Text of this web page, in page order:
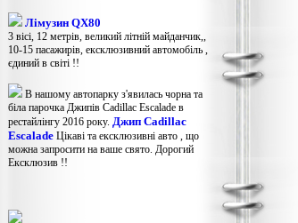
Лімузин QX80
3 вісі, 12 метрів, великий літній майданчик,,
10-15 пасажирів, ексклюзивний автомобіль ,
єдиний в світі !!
В нашому автопарку з'явилась чорна та
біла парочка Джипів Cadillac Escalade в
рестайлінгу 2016 року. Джип Cadillac
Escalade Цікаві та ексклюзивні авто , що
можна запросити на ваше свято. Дорогий
Ексклюзив !!